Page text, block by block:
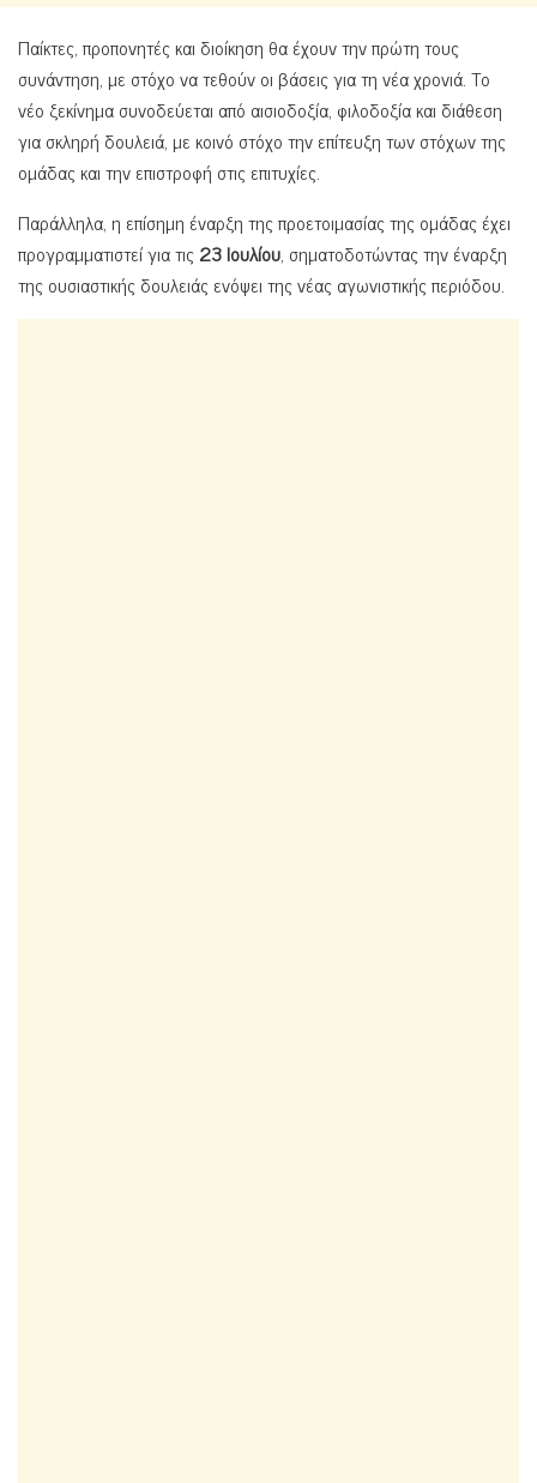
Παίκτες, προπονητές και διοίκηση θα έχουν την πρώτη τους
συνάντηση, με στόχο να τεθούν οι βάσεις για τη νέα χρονιά. Το
νέο ξεκίνημα συνοδεύεται από αισιοδοξία, φιλοδοξία και διάθεση
για σκληρή δουλειά, με κοινό στόχο την επίτευξη των στόχων της
ομάδας και την επιστροφή στις επιτυχίες.
Παράλληλα, η επίσημη έναρξη της προετοιμασίας της ομάδας έχει
προγραμματιστεί για τις23 Ιουλίου, σηματοδοτώντας την έναρξη
της ουσιαστικής δουλειάς ενόψει της νέας αγωνιστικής περιόδου.